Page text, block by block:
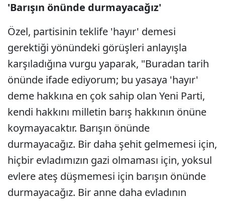
'Barışın önünde durmayacağız'
Özel, partisinin teklife 'hayır' demesi
gerektiği yönündeki görüşleri anlayışla
karşıladığına vurgu yaparak, "Buradan tarih
önünde ifade ediyorum; bu yasaya 'hayır'
deme hakkına en çok sahip olan Yeni Parti,
kendi hakkını milletin barış hakkının önüne
koymayacaktır. Barışın önünde
durmayacağız. Bir daha şehit gelmemesi için,
hiçbir evladımızın gazi olmaması için, yoksul
evlere ateş düşmemesi için barışın önünde
durmayacağız. Bir anne daha evladının